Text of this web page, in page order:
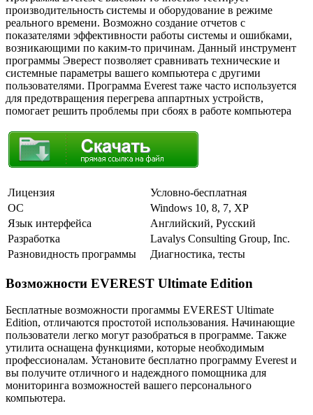
производительность системы и оборудование в режиме
реального времени. Возможно создание отчетов с
показателями эффективности работы системы и ошибками,
возникающими по каким-то причинам. Данный инструмент
программы Эверест позволяет сравнивать технические и
системные параметры вашего компьютера с другими
пользователями. Программа Everest таже часто используется
для предотвращения перегрева аппартных устройств,
помогает решить проблемы при сбоях в работе компьютера
Лицензия
Условно-бесплатная
ОС
Windows 10, 8, 7, XP
Язык интерфейса
Английский, Русский
Разработка
Lavalys Consulting Group, Inc.
Разновидность программы
Диагностика, тесты
Возможности EVEREST Ultimate Edition
Бесплатные возможности прогаммы EVEREST Ultimate
Edition, отличаются простотой использования. Начинающие
пользователи легко могут разобраться в программе. Также
утилита оснащена функциями, которые необходимым
профессионалам. Установите бесплатно программу Everest и
вы получите отличного и надеждного помощника для
мониторинга возможностей вашего персонального
компьютера.